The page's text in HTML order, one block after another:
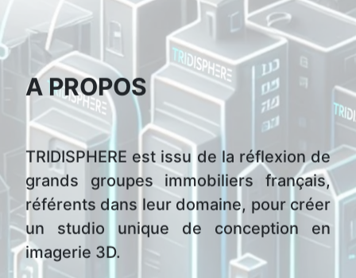
A PROPOS
TRIDISPHERE est issu de la réflexion de
grands groupes immobiliers français,
référents dans leur domaine, pour créer
un studio unique de conception en
imagerie 3D.